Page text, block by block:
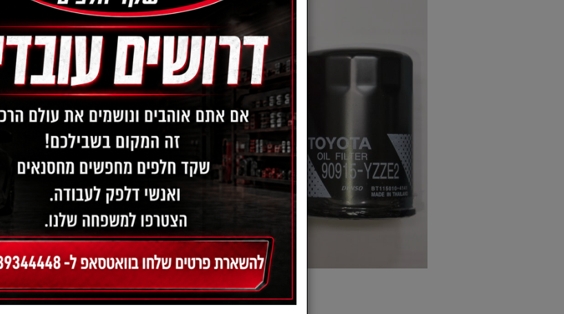
11
מק"ט :33370016
מחיר:
₪ 90
מחיר מבצע:52
תיאור:
*טויוטה אבנסיס מ1998-2008
*טויוטה ראב 4 מ2001-2011
90915YZZE2